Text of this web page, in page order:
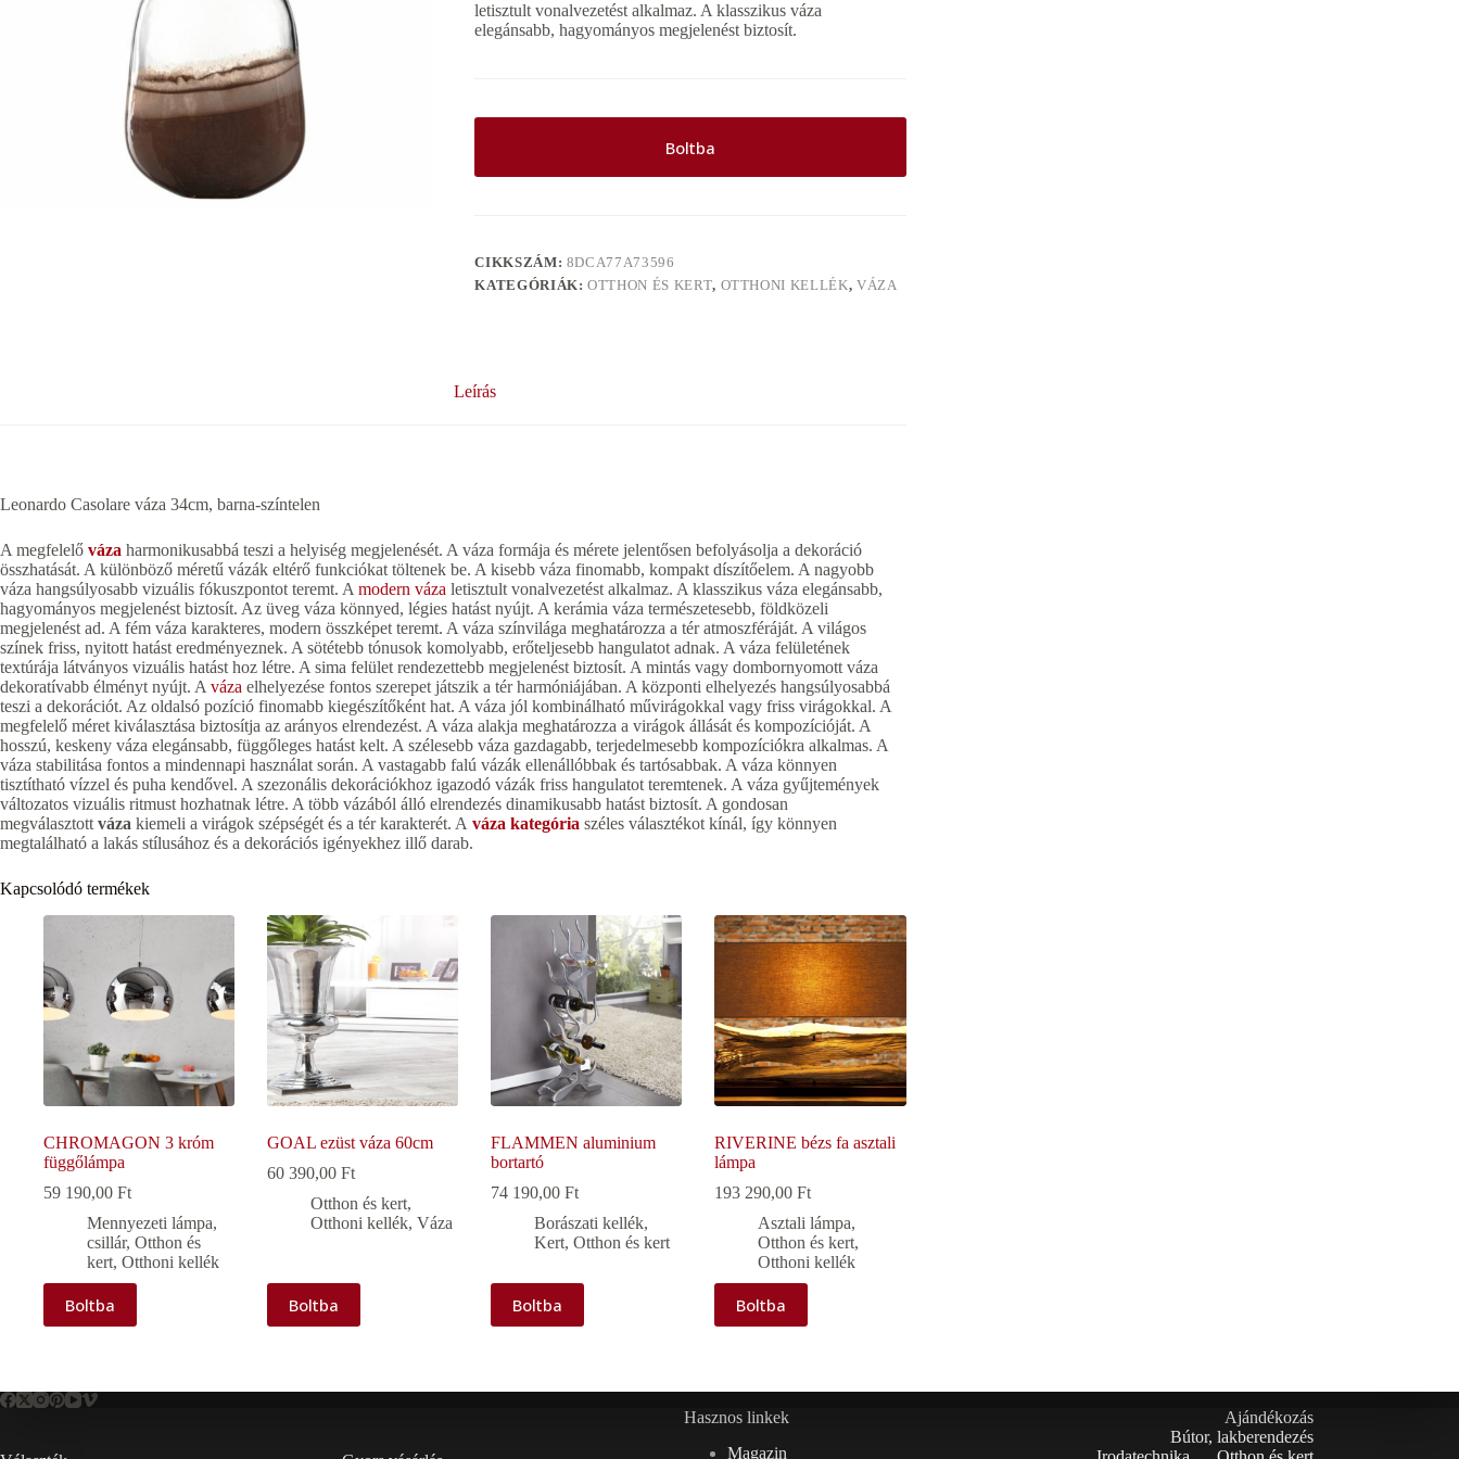
letisztult vonalvezetést alkalmaz. A klasszikus váza
elegánsabb, hagyományos megjelenést biztosít.
Boltba
CIKKSZÁM: 8DCA77A73596
KATEGÓRIÁK:OTTHON ÉS KERT, OTTHONI KELLÉK, VÁZA
Leírás
Leonardo Casolare váza 34cm, barna-színtelen
A megfelelő váza harmonikusabbá teszi a helyiség megjelenését. A váza formája és mérete jelentősen befolyásolja a dekoráció
összhatását. A különböző méretű vázák eltérő funkciókat töltenek be. A kisebb váza finomabb, kompakt díszítőelem. A nagyobb
váza hangsúlyosabb vizuális fókuszpontot teremt. A modern váza letisztult vonalvezetést alkalmaz. A klasszikus váza elegánsabb,
hagyományos megjelenést biztosít. Az üveg váza könnyed, légies hatást nyújt. A kerámia váza természetesebb, földközeli
megjelenést ad. A fém váza karakteres, modern összképet teremt. A váza színvilága meghatározza a tér atmoszféráját. A világos
színek friss, nyitott hatást eredményeznek. A sötétebb tónusok komolyabb, erőteljesebb hangulatot adnak. A váza felületének
textúrája látványos vizuális hatást hoz létre. A sima felület rendezettebb megjelenést biztosít. A mintás vagy dombornyomott váza
dekoratívabb élményt nyújt. A váza elhelyezése fontos szerepet játszik a tér harmóniájában. A központi elhelyezés hangsúlyosabbá
teszi a dekorációt. Az oldalsó pozíció finomabb kiegészítőként hat. A váza jól kombinálható művirágokkal vagy friss virágokkal. A
megfelelő méret kiválasztása biztosítja az arányos elrendezést. A váza alakja meghatározza a virágok állását és kompozícióját. A
hosszú, keskeny váza elegánsabb, függőleges hatást kelt. A szélesebb váza gazdagabb, terjedelmesebb kompozíciókra alkalmas. A
váza stabilitása fontos a mindennapi használat során. A vastagabb falú vázák ellenállóbbak és tartósabbak. A váza könnyen
tisztítható vízzel és puha kendővel. A szezonális dekorációkhoz igazodó vázák friss hangulatot teremtenek. A váza gyűjtemények
változatos vizuális ritmust hozhatnak létre. A több vázából álló elrendezés dinamikusabb hatást biztosít. A gondosan
megválasztott váza kiemeli a virágok szépségét és a tér karakterét. A váza kategória széles választékot kínál, így könnyen
megtalálható a lakás stílusához és a dekorációs igényekhez illő darab.
Kapcsolódó termékek
CHROMAGON 3 króm
függőlámpa
59 190,00 Ft
Mennyezeti lámpa,
csillár, Otthon és
kert, Otthoni kellék
Boltba
GOAL ezüst váza 60cm
60 390,00Ft
Otthon és kert,
Otthoni kellék,Váza
Boltba
FLAMMEN aluminium
bortartó
74 190,00Ft
Borászati kellék,
Kert,Otthon és kert
Boltba
RIVERINE bézs fa asztali
lámpa
193 290,00Ft
Asztali lámpa,
Otthon és kert,
Otthoni kellék
Boltba
Hasznos linkek
Magazin
Ajándékozás
Bútor, lakberendezés